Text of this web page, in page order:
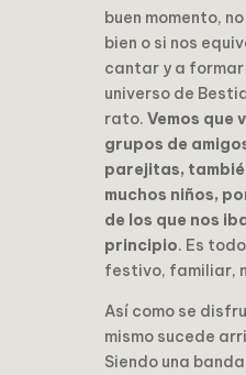
buen momento,
bien o si nos
cantar y a
universo de
rato. Vemos que
grupos de
parejitas,
muchos niños,
de los que nos
principio. Es
festivo, familiar,
Así como se
mismo sucede
Siendo una